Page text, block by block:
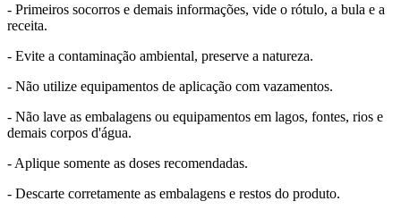
- Primeiros socorros e demais informações, vide o rótulo, a bula e a
receita.
- Evite a contaminação ambiental, preserve a natureza.
- Não utilize equipamentos de aplicação com vazamentos.
- Não lave as embalagens ou equipamentos em lagos, fontes, rios e
demais corpos d'água.
- Aplique somente as doses recomendadas.
- Descarte corretamente as embalagens e restos do produto.